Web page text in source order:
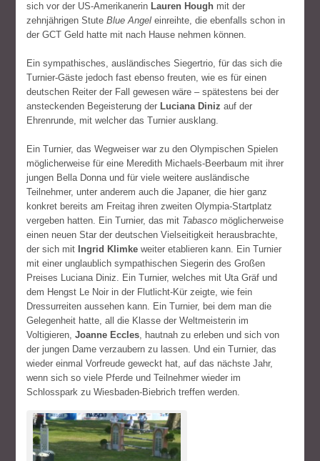
sich vor der US-Amerikanerin Lauren Hough mit der
zehnjährigen StuteBlue Angel einreihte, die ebenfalls schon in
der GCT Geld hatte mit nach Hause nehmen können.
Ein sympathisches, ausländisches Siegertrio, für das sich die
Turnier-Gäste jedoch fast ebenso freuten, wie es für einen
deutschen Reiter der Fall gewesen wäre – spätestens bei der
ansteckenden Begeisterung der Luciana Diniz auf der
Ehrenrunde, mit welcher das Turnier ausklang.
Ein Turnier, das Wegweiser war zu den Olympischen Spielen
möglicherweise für eine Meredith Michaels-Beerbaum mit ihrer
jungen Bella Donna und für viele weitere ausländische
Teilnehmer, unter anderem auch die Japaner, die hier ganz
konkret bereits am Freitag ihren zweiten Olympia-Startplatz
vergeben hatten. Ein Turnier, das mit Tabasco möglicherweise
einen neuen Star der deutschen Vielseitigkeit herausbrachte,
der sich mit Ingrid Klimke weiter etablieren kann. Ein Turnier
mit einer unglaublich sympathischen Siegerin des Großen
Preises Luciana Diniz. Ein Turnier, welches mit Uta Gräf und
dem Hengst Le Noir in der Flutlicht-Kür zeigte, wie fein
Dressurreiten aussehen kann. Ein Turnier, bei dem man die
Gelegenheit hatte, all die Klasse der Weltmeisterin im
Voltigieren,Joanne Eccles, hautnah zu erleben und sich von
der jungen Dame verzaubern zu lassen. Und ein Turnier, das
wieder einmal Vorfreude geweckt hat, auf das nächste Jahr,
wenn sich so viele Pferde und Teilnehmer wieder im
Schlosspark zu Wiesbaden-Biebrich treffen werden.